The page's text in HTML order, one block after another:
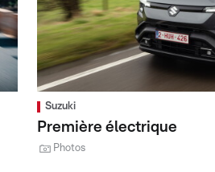
Suzuki
Première électrique
Photos